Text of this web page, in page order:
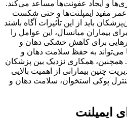
و ایجاد عفونت‌ها مساعد می‌کند.
عمر مفید ایمپلنت‌ها و حتی شکست
باید از این تأثیرات آگاه باشند
بیماران میانسال، این عوامل را
برای کاهش خشکی دهان و
می‌تواند به حفظ سلامت دهان و
همچنین، همکاری نزدیک بین پزشکان
چنین بیمارانی از اهمیت بالایی
پوکی استخوان، سلامت دهان و
ایمپلنت